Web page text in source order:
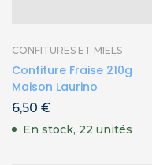
CONFITURES ET MIELS
Confiture Fraise 210g
Maison Laurino
6,50 €
En stock, 22 unités